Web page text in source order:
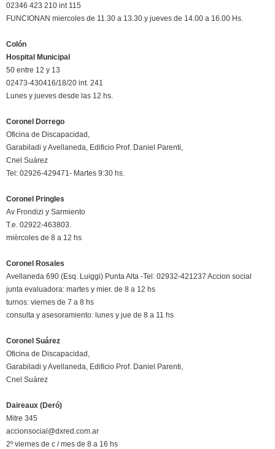
02346 423 210 int 115
FUNCIONAN miercoles de 11.30 a 13.30 y jueves de 14.00 a 16.00 Hs.
Colón
Hospital Municipal
50 entre 12 y 13
02473-430416/18/20 int. 241
Lunes y jueves desde las 12 hs.
Coronel Dorrego
Oficina de Discapacidad,
Garabiladi y Avellaneda, Edificio Prof. Daniel Parenti,
Cnel Suárez
Tel: 02926-429471- Martes 9:30 hs.
Coronel Pringles
Av Frondizi y Sarmiento
T.e. 02922-463803.
mièrcoles de 8 a 12 hs
Coronel Rosales
Avellaneda 690 (Esq. Luiggi) Punta Alta -Tel: 02932-421237 Accion social
junta evaluadora: martes y mier. de 8 a 12 hs
turnos: viernes de 7 a 8 hs
consulta y asesoramiento: lunes y jue de 8 a 11 hs
Coronel Suárez
Oficina de Discapacidad,
Garabiladi y Avellaneda, Edificio Prof. Daniel Parenti,
Cnel Suárez
Daireaux (Deró)
Mitre 345
accionsocial@dxred.com.ar
2º viernes de c / mes de 8 a 16 hs